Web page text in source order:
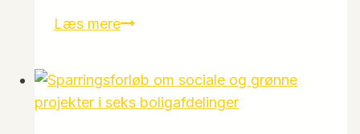
Læs mereWorkshops
foreninger
om